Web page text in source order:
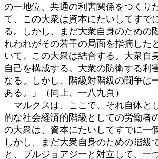
の一地位、共通の利害関係をつくり
て、この大衆は資本にたいしてすで
る。しかし、まだ大衆自身のための
れわれがその若干の局面を指摘した
いて、この大衆は結合する。大衆自
自己を構成する。大衆の防衛する利
なる。しかし、階級対階級の闘争は
ある。」（同上、一八九頁）
マルクスは、ここで、それ自体と
的な社会経済的階級としての労働
の大衆は、資本にたいしてすでに一
しかし、まだ大衆自身のための階
と、ブルジョアジーと対立して、一